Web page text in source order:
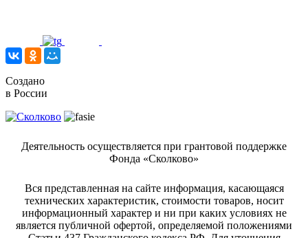
Создано
в России
Деятельность осуществляется при грантовой поддержке
Фонда «Сколково»
Вся представленная на сайте информация, касающаяся
технических характеристик, стоимости товаров, носит
информационный характер и ни при каких условиях не
является публичной офертой, определяемой положениями